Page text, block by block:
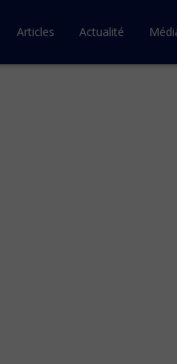
Articles Actualité